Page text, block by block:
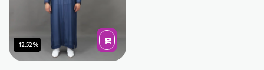
-12.52%